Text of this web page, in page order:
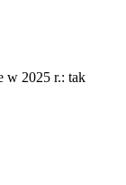
w 2025 r.: tak